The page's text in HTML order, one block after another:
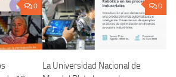
0 0
La Universidad Nacional de